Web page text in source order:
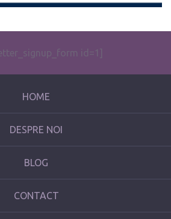
id=1]
HOME
DESPRE NOI
BLOG
CONTACT